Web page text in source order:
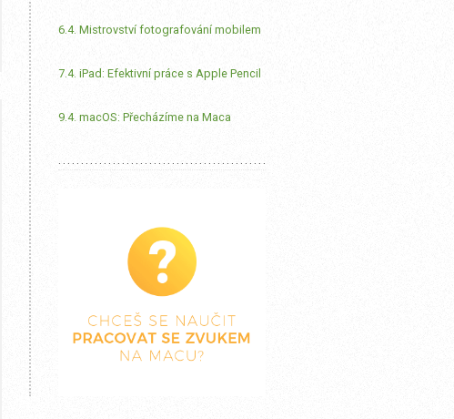
6.4. Mistrovství fotografování mobilem
7.4. iPad: Efektivní práce s Apple Pencil
9.4. macOS: Přecházíme na Maca